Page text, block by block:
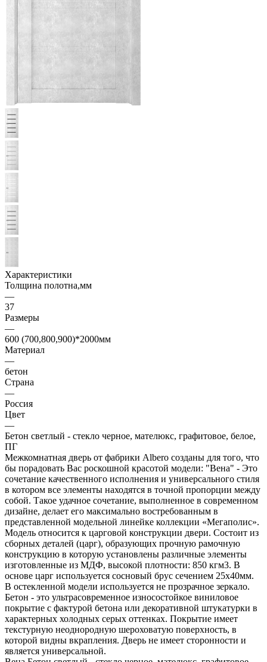
Характеристики
Толщина полотна,мм
—
37
Размеры
—
600 (700,800,900)*2000мм
Материал
—
бетон
Страна
—
Россия
Цвет
—
Бетон светлый - стекло черное, мателюкс, графитовое, белое,
ПГ
Межкомнатная дверь от фабрики Albero созданы для того, что
бы порадовать Вас роскошной красотой модели: "Вена" - Это
сочетание качественного исполнения и универсального стиля
в котором все элементы находятся в точной пропорции между
собой. Такое удачное сочетание, выполненное в современном
дизайне, делает его максимально востребованным в
представленной модельной линейке коллекции «Мегаполис».
Модель относится к царговой конструкции двери. Состоит из
сборных деталей (царг), образующих прочную рамочную
конструкцию в которую установлены различные элементы
изготовленные из МДФ, высокой плотности: 850 кгм3. В
основе царг используется сосновый брус сечением 25х40мм.
В остекленной модели используется не прозрачное зеркало.
Бетон - это ультрасовременное износостойкое виниловое
покрытие с фактурой бетона или декоративной штукатурки в
характерных холодных серых оттенках. Покрытие имеет
текстурную неоднородную шероховатую поверхность, в
которой видны вкрапления. Дверь не имеет сторонности и
является универсальной.